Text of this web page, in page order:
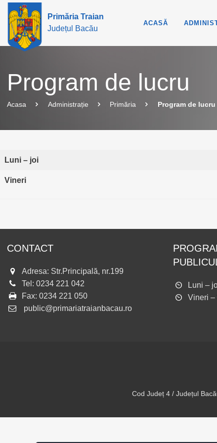
Primăria Traian
Județul Bacău
ACASĂ
Program de lucru
Acasa Administrație Primăria Program de lucru
Luni – joi
Vineri
CONTACT
Adresa: Str.Principală, nr.199
Tel: 0234 221 042
Fax: 0234 221 050
public@primariatraianbacau.ro
Luni –
Vineri –
Cod Județ 4 / Județul